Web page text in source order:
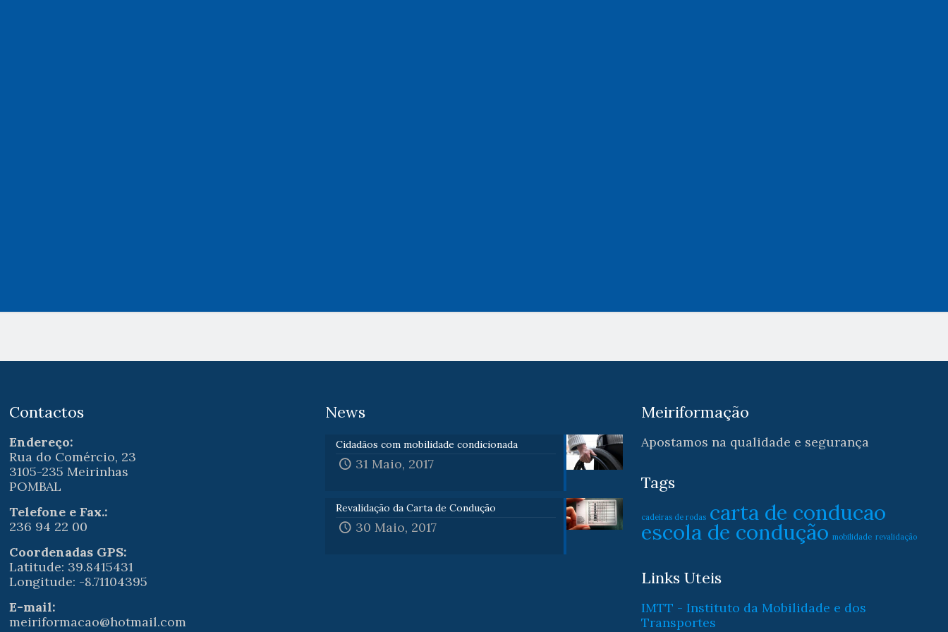
Contactos
Endereço:
Rua do Comércio, 23
3105-235 Meirinhas
POMBAL
Telefone e Fax.:
236 94 22 00
Coordenadas GPS:
Latitude: 39.8415431
Longitude: -8.71104395
E-mail:
meiriformacao@hotmail.com
News
Cidadãos com mobilidade condicionada
31 Maio, 2017
Revalidação da Carta de Condução
30 Maio, 2017
Meiriformação
Apostamos na qualidade e segurança
Tags
cadeiras de rodas carta de conducao
escola de condução mobilidade revalidação
Links Uteis
IMTT - Instituto da Mobilidade e dos
Transportes